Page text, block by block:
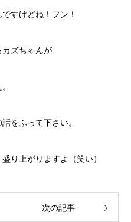
すけどね！フン！
ズちゃんが
をふって下さい。
り上がりますよ（笑い）
次の記事